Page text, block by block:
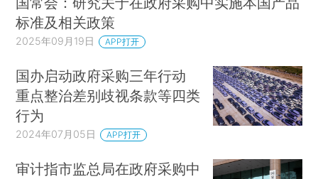
标准及相关政策
2025年09月19日 APP打开
国办启动政府采购三年行动
重点整治差别歧视条款等四类
行为
2024年07月05日 APP打开
审计指市监总局在政府采购中